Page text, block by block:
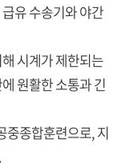
유 수송기와 야간
시계가 제한되는
원활한 소통과 긴
중종합훈련으로, 지